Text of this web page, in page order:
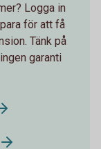
Logga in
för att få
Tänk på
garanti